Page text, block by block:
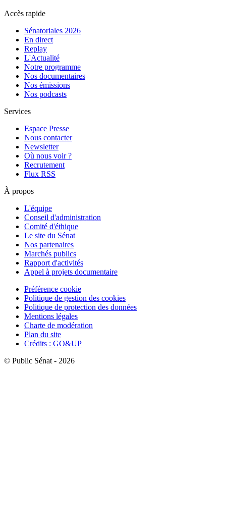
Accès rapide
Sénatoriales 2026
En direct
Replay
L'Actualité
Notre programme
Nos documentaires
Nos émissions
Nos podcasts
Services
Espace Presse
Nous contacter
Newsletter
Où nous voir ?
Recrutement
Flux RSS
À propos
L'équipe
Conseil d'administration
Comité d'éthique
Le site du Sénat
Nos partenaires
Marchés publics
Rapport d'activités
Appel à projets documentaire
Préférence cookie
Politique de gestion des cookies
Politique de protection des données
Mentions légales
Charte de modération
Plan du site
Crédits : GO&UP
© Public Sénat - 2026